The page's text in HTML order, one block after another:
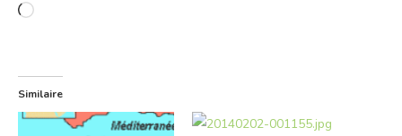
Chargement…
Similaire